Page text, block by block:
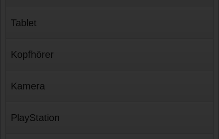
Tablet
Kopfhörer
Kamera
PlayStation